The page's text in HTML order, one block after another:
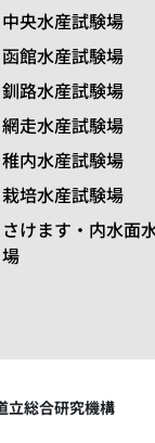
中央水産試験場
函館水産試験場
釧路水産試験場
網走水産試験場
稚内水産試験場
栽培水産試験場
さけます・内水面
場
総合研究機構